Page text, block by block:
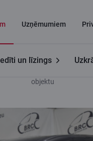
Uzņēmumiem
un līzings
objektu